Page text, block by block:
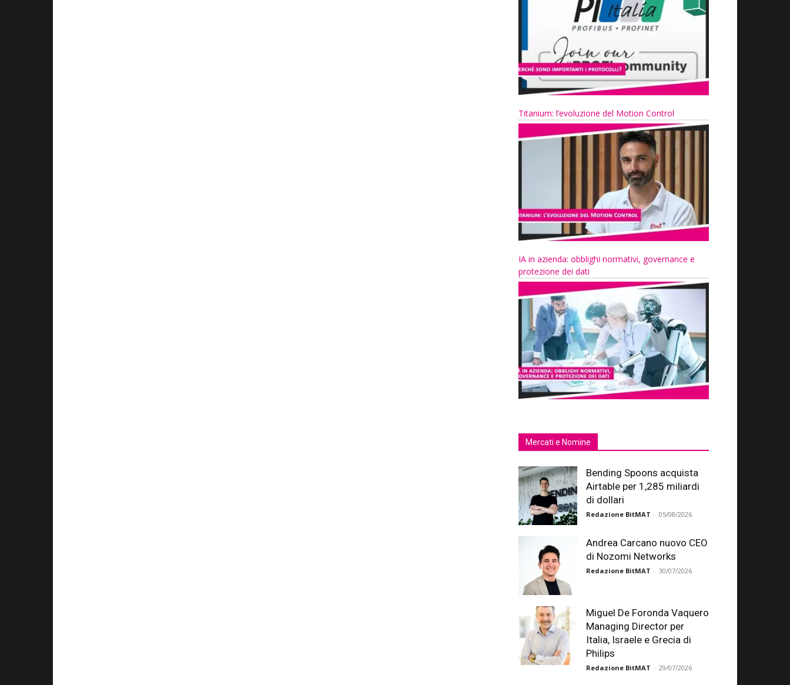
Titanium: l’evoluzione del Motion Control
IA in azienda: obblighi normativi, governance e
protezione dei dati
Mercati e Nomine
Bending Spoons acquista
Airtable per 1,285 miliardi
di dollari
Redazione BitMAT - 05/08/2026
Andrea Carcano nuovo CEO
di Nozomi Networks
Redazione BitMAT - 30/07/2026
Miguel De Foronda Vaquero
Managing Director per
Italia, Israele e Grecia di
Philips
Redazione BitMAT - 29/07/2026